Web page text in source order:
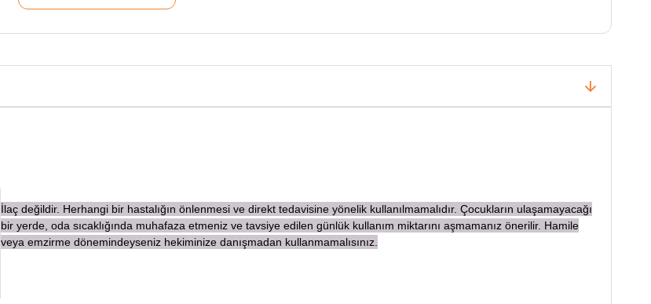
İlaç değildir. Herhangi bir hastalığın önlenmesi ve direkt tedavisine yönelik kullanılmamalıdır. Çocukların ulaşamayacağı
bir yerde, oda sıcaklığında muhafaza etmeniz ve tavsiye edilen günlük kullanım miktarını aşmamanız önerilir. Hamile
veya emzirme dönemindeyseniz hekiminize danışmadan kullanmamalısınız.